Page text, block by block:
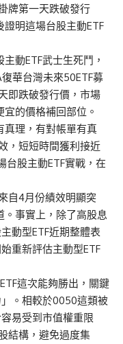
牌第一天跌破發行
明這場台股主動ETF
動ETF武士生死鬥，
華台灣未來50ETF募
即跌破發行價，市場
的價格補回部位。
真理，有對帳單有真
，短短時間獲利接近
台股主動ETF實戰，在
自4月份績效明顯突
。事實上，除了高股息
動型ETF近期整體表
重新評估主動型ETF
這次能夠勝出，關鍵
。相較於0050這類被
易受到市值權重限
結構，避免過度集